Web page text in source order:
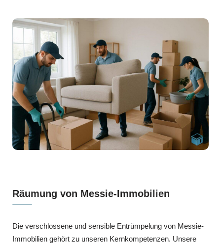
Räumung von Messie-Immobilien
Die verschlossene und sensible Entrümpelung von Messie-
Immobilien gehört zu unseren Kernkompetenzen. Unsere